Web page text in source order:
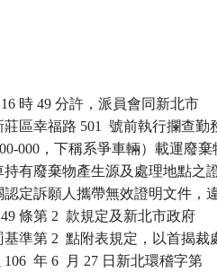
時 49 分許，派員會同新北市
區幸福路 501  號前執行攔查勤
000，下稱系爭車輛）載運廢棄
有廢棄物產生源及處理地點之
定訴願人攜帶無效證明文件，
條第 2  款規定及新北市政府
準第 2  點附表規定，以首揭裁
年 6  月 27 日新北環稽字第